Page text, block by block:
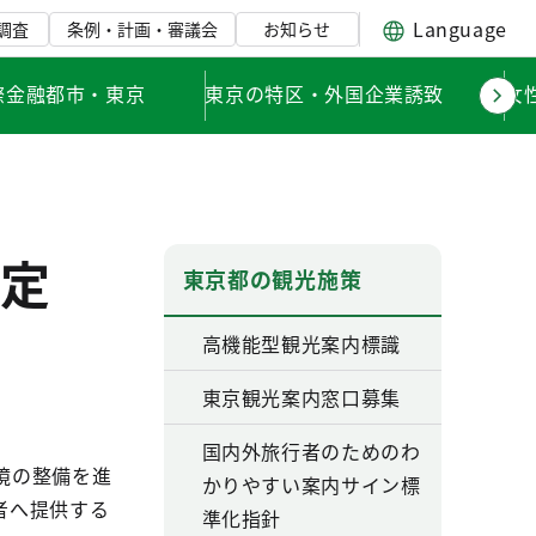
査 条例・計画・審議会 お知らせ Language
融都市・東京 東京の特区・外国企業誘致 女
の整備を進
へ提供する
東京都の観光施策
高機能型観光案内標識
東京観光案内窓口募集
国内外旅行者のためのわ
かりやすい案内サイン標
準化指針